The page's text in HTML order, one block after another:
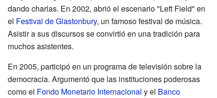
dando charlas. En 2002, abrió el escenario "Left Field" en
el Festival de Glastonbury, un famoso festival de música.
Asistir a sus discursos se convirtió en una tradición para
muchos asistentes.
En 2005, participó en un programa de televisión sobre la
democracia. Argumentó que las instituciones poderosas
como el Fondo Monetario Internacional y el Banco